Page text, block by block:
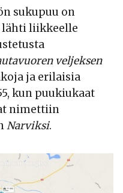
sukupuu on
lähti liikkeelle
veljeksen
ja erilaisia
kun puukiukaat
nimettiin
Narviksi.